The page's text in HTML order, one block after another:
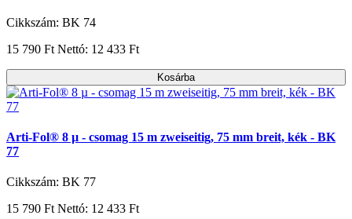
Cikkszám: BK 74
15 790 Ft Nettó: 12 433 Ft
Kosárba
Arti-Fol® 8 µ - csomag 15 m zweiseitig, 75 mm breit, kék - BK
77
Cikkszám: BK 77
15 790 Ft Nettó: 12 433 Ft